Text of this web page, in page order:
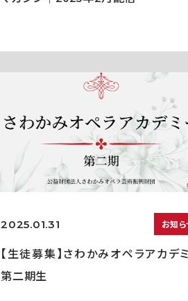
2025.01.31 お知
【生徒募集】さわかみオペラアカデ
第二期生